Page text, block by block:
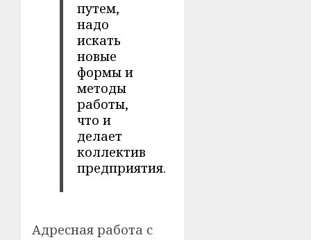
путем,
надо
искать
новые
формы и
методы
работы,
что и
делает
коллектив
предприятия.
Адресная работа с